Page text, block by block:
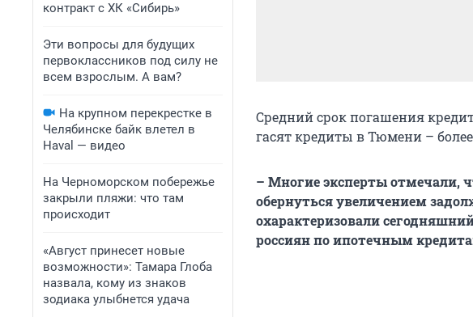
контракт с ХК «Сибирь»
Эти вопросы для будущих
первоклассников под силу не
всем взрослым. А вам?
На крупном перекрестке в
Челябинске байк влетел в
Haval — видео
На Черноморском побережье
закрыли пляжи: что там
происходит
«Август принесет новые
возможности»: Тамара Глоба
назвала, кому из знаков
зодиака улыбнется удача
Средний срок погашения
гасят кредиты в Тюмени – более
– Многие эксперты отмечали,
обернуться увеличением
охарактеризовали
россиян по ипотечным